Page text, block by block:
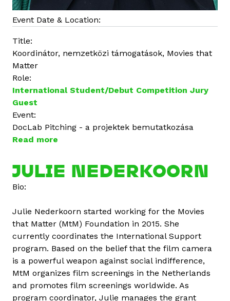
Event Date & Location:
Title:
Koordinátor, nemzetközi támogatások, Movies that
Matter
Role:
International Student/Debut Competition Jury
Guest
Event:
DocLab Pitching - a projektek bemutatkozása
Read more
o
u
u
l
i
e
N
e
d
JULIE NEDERKOORN
Bio:
Julie Nederkoorn started working for the Movies
that Matter (MtM) Foundation in 2015. She
currently coordinates the International Support
program. Based on the belief that the film camera
is a powerful weapon against social indifference,
MtM organizes film screenings in the Netherlands
and promotes film screenings worldwide. As
program coordinator, Julie manages the grant